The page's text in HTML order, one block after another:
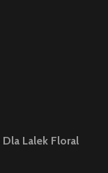
Lalek Floral